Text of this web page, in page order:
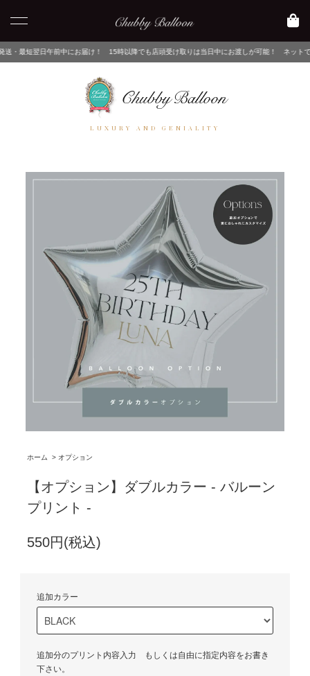
中にお届け！ 15時以降でも店頭受け取りは当日中にお渡しが可能！ ネットでご注文後、店舗
LUXURY AND GENIALITY
ホーム > オプション
【オプション】ダブルカラー - バルーン
プリント -
550円(税込)
追加カラー
追加分のプリント内容入力 もしくは自由に指定内容をお書き
下さい。